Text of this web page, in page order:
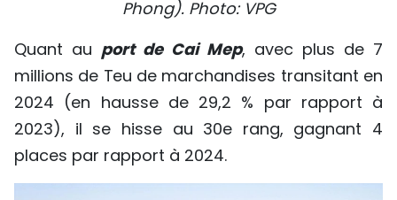
Phong). Photo: VPG
Quant au port de Cai Mep, avec plus de 7
millions de Teu de marchandises transitant en
2024 (en hausse de 29,2 % par rapport à
2023), il se hisse au 30e rang, gagnant 4
places par rapport à 2024.